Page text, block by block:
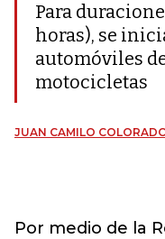
Para
horas), se
automóviles
motocicletas
JUAN CAMILO
Por medio de la